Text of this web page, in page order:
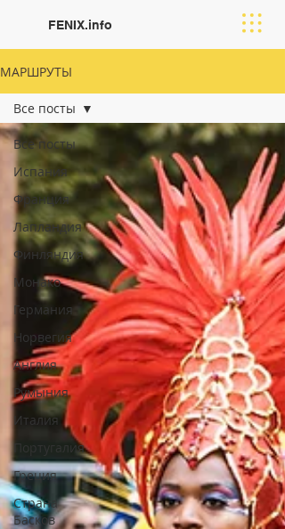
FENIX.info
МАРШРУТЫ
Все посты
Испания
Франция
Лапландия
Финляндия
Moнако
Германия
Норвегия
Англия
Румыния
Италия
Португалия
Греция
Страна
Басков
Все посты